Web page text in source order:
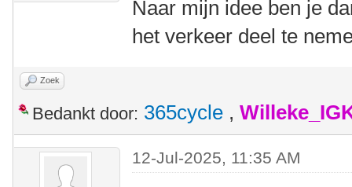
Naar mijn idee ben je
het verkeer deel te
Zoek
Bedankt door: 365cycle ,
12-Jul-2025, 11:35 AM